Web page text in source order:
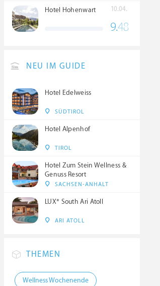
Hotel Hohenwart 10.04.
9.48
NEU IM GUIDE
Hotel Edelweiss
SÜDTIROL
Hotel Alpenhof
TIROL
Hotel Zum Stein Wellness &
Genuss Resort
SACHSEN-ANHALT
LUX* South Ari Atoll
ARI ATOLL
THEMEN
Wellness Wochenende